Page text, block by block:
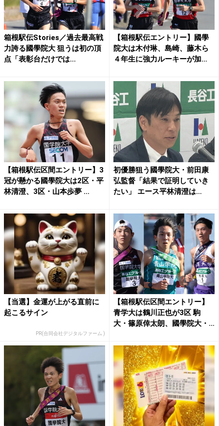
箱根駅伝Stories／過去最高戦
力誇る國學院大 狙うは初の頂
点「表彰台だけでは...
【箱根駅伝エントリー】國學
院大は木付琳、島崎、藤木ら
４年生に強力ルーキーが加
【箱根駅伝区間エントリー】3
冠が懸かる國學院大は2区・平
林清澄、3区・山本歩夢 ...
初優勝狙う國學院大・前田康
弘監督「結果で証明していき
たい」 エース平林清澄は
【当選】金運が上がる直前に
起こるサイン
PR(合同会社デジタルファーム )
【箱根駅伝区間エントリー】
青学大は鶴川正也が3区 駒
大・篠原倖太朗、國學院大・